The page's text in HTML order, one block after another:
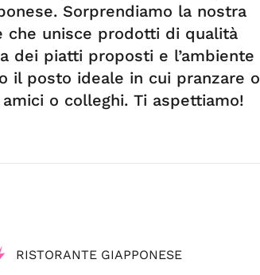
Sorprendiamo la nostra
che unisce prodotti di qualità
dei piatti proposti e l’ambiente
il posto ideale in cui pranzare o
o colleghi. Ti aspettiamo!
RISTORANTE GIAPPONESE